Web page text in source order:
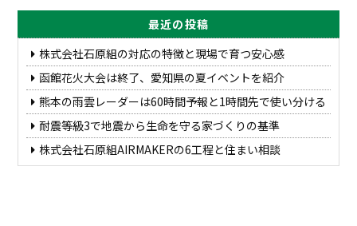
最近の投稿
株式会社石原組の対応の特徴と現場で育つ安心感
函館花火大会は終了、愛知県の夏イベントを紹介
熊本の雨雲レーダーは60時間予報と1時間先で使い分ける
耐震等級3で地震から生命を守る家づくりの基準
株式会社石原組AIRMAKERの6工程と住まい相談